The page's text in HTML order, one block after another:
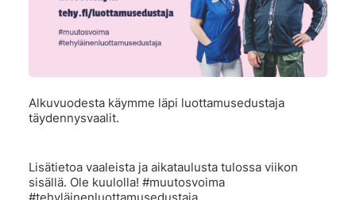
Alkuvuodesta käymme läpi luottamusedustaja
täydennysvaalit.
Lisätietoa vaaleista ja aikataulusta tulossa viikon
sisällä. Ole kuulolla! #muutosvoima